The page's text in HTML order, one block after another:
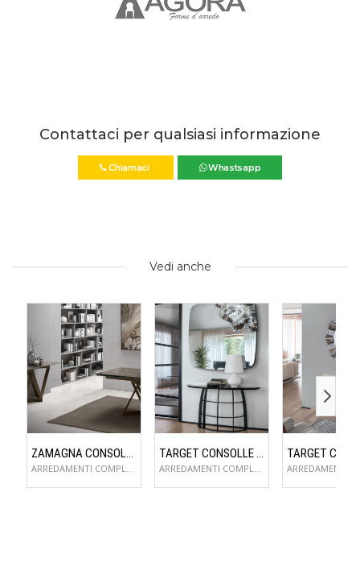
Contattaci per qualsiasi informazione
Chiamaci Whastsapp
Vedi anche
ZAMAGNA CONSOLLE FLAME
ARREDAMENTI COMPLEMENTI D'ARREDO
TARGET CONSOLLE COSMOS
ARREDAMENTI COMPLEMENTI D'ARREDO